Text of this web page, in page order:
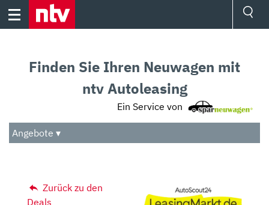
Skip
Audio
Das Beste
Finden Sie Ihren Neuwagen mit
ntv Autoleasing
Ein Service von
Angebote ▾
Zurück zu den
Deals